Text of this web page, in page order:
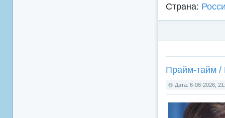
Страна:
Прайм-тайм /
Дата: 6-08-2026,